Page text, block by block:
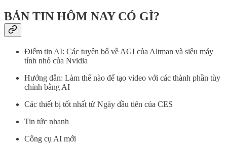
BẢN TIN HÔM NAY CÓ GÌ?
Điểm tin AI: Các tuyên bố về AGI của Altman và siêu máy
tính nhỏ của Nvidia
Hướng dẫn: Làm thế nào để tạo video với các thành phần tùy
chỉnh bằng AI
Các thiết bị tốt nhất từ Ngày đầu tiên của CES
Tin tức nhanh
Công cụ AI mới